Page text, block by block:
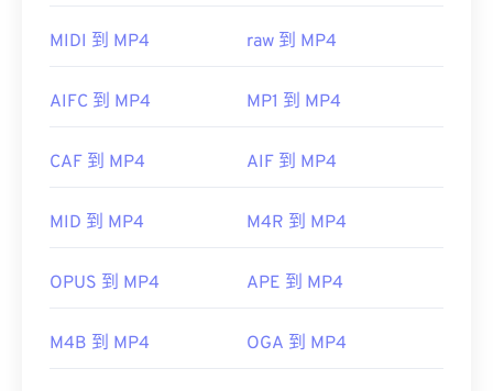
和MPlayer。目前，Xvid 不支援字幕或互動式選
AutoGK
初始發布：2001
https://en.wikipedia.org/wiki/Xvid
Windows Player 中開
在某些裝置上，尤其是行動裝置上，開啟這種檔案類
料（音訊或視訊編解碼器）與裝置的作業系統不相
VLC 媒體播放器
MIDI 到 MP4 raw 到 MP4
AIFC 到 MP4 MP1 到 MP4
CAF 到 MP4 AIF 到 MP4
MID 到 MP4 M4R 到 MP4
OPUS 到 MP4 APE 到 MP4
M4B 到 MP4 OGA 到 MP4